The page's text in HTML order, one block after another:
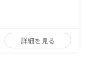
詳細を見る